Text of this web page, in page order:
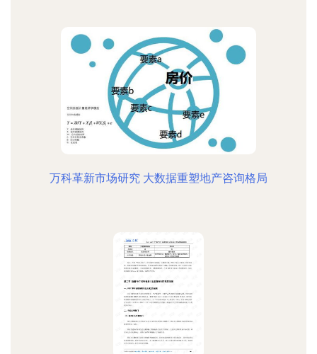
万科革新市场研究 大数据重塑地产咨询格局